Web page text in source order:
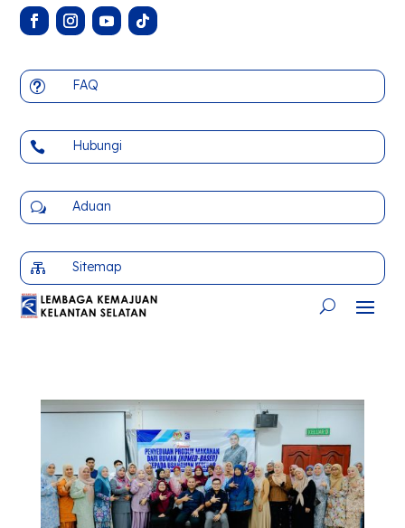
t FAQ
 Hubungi
w Aduan
 Sitemap